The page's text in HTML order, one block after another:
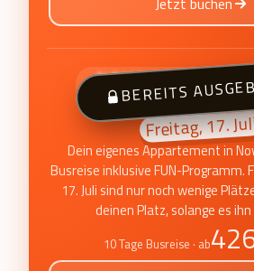
BEREITS
NOVALJA · ZRĆE
FUN
Freitag, 17.
Dein eigenes Appartement in
Busreise inklusive FUN-Programm.
17. Juli sind nur noch wenige
deinen Platz, solange es
10 Tage Busreise · ab